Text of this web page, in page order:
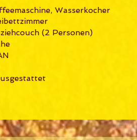
Wasserkocher
(2 Personen)